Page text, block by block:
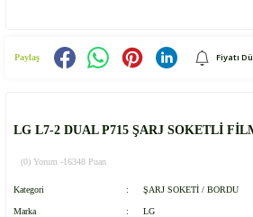
Paylaş Fiyatı
LG L7-2 DUAL P715 ŞARJ SOKETLİ
(0) Yorum -16348 Puan
Kategori ŞARJ SOKETİ / BORDU
Marka LG